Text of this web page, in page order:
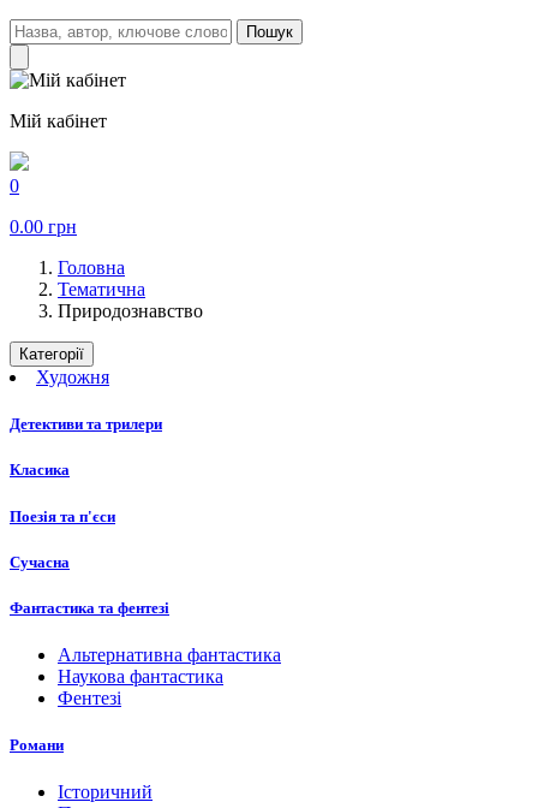
Пошук
Мій кабінет
0
0.00 грн
Головна
Тематична
Природознавство
Категорії
Художня
Детективи та трилери
Класика
Поезія та п'єси
Сучасна
Фантастика та фентезі
Альтернативна фантастика
Наукова фантастика
Фентезі
Романи
Історичний